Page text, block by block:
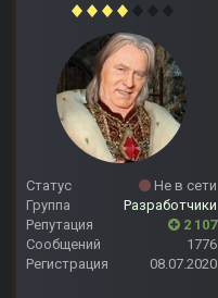
Статус
Не в сети
Группа
Разработчики
Репутация
2 107
Сообщений
1776
Регистрация
08.07.2020